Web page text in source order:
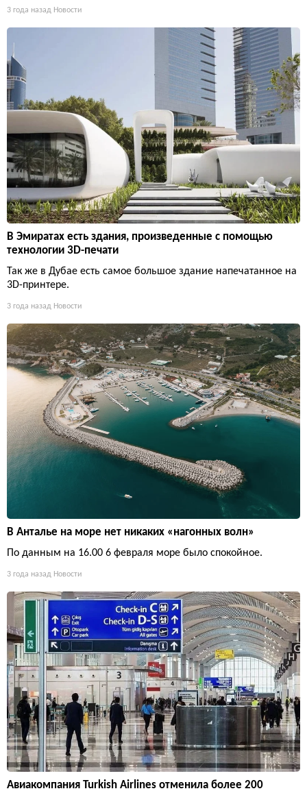
3 года назад Новости
В Эмиратах есть здания, произведенные с помощью
технологии 3D-печати
Так же в Дубае есть самое большое здание напечатанное на
3D-принтере.
3 года назад Новости
В Анталье на море нет никаких «нагонных волн»
По данным на 16.00 6 февраля море было спокойное.
3 года назад Новости
Авиакомпания Turkish Airlines отменила более 200